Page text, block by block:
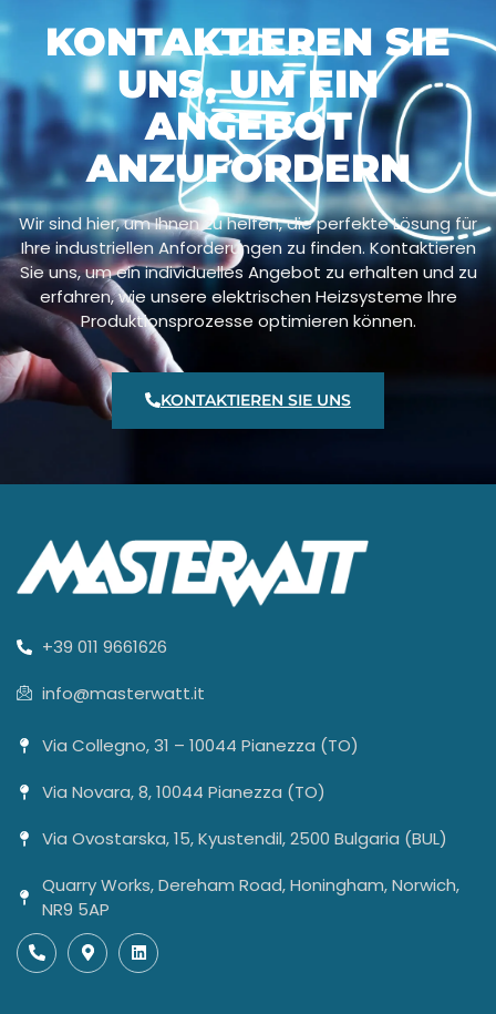
KONTAKTIEREN SIE
UNS, UM EIN
ANGEBOT
ANZUFORDERN
Wir sind hier, um Ihnen zu helfen, die perfekte Lösung für
Ihre industriellen Anforderungen zu finden. Kontaktieren
Sie uns, um ein individuelles Angebot zu erhalten und zu
erfahren, wie unsere elektrischen Heizsysteme Ihre
Produktionsprozesse optimieren können.
KONTAKTIEREN SIE UNS
+39 011 9661626
info@masterwatt.it
Via Collegno, 31 – 10044 Pianezza (TO)
Via Novara, 8, 10044 Pianezza (TO)
Via Ovostarska, 15, Kyustendil, 2500 Bulgaria (BUL)
Quarry Works, Dereham Road, Honingham, Norwich,
NR9 5AP